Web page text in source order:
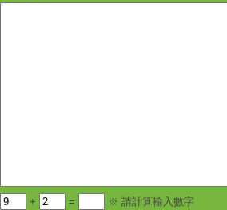
+ = ※ 請計算輸入數字